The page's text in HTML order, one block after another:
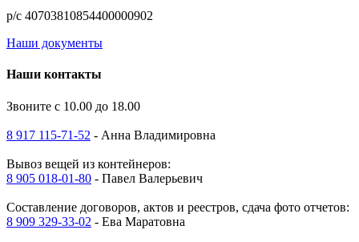
р/с 40703810854400000902
Наши документы
Наши контакты
Звоните с 10.00 до 18.00
8 917 115-71-52 - Анна Владимировна
Вывоз вещей из контейнеров:
8 905 018-01-80 - Павел Валерьевич
Составление договоров, актов и реестров, сдача фото отчетов:
8 909 329-33-02 - Ева Маратовна